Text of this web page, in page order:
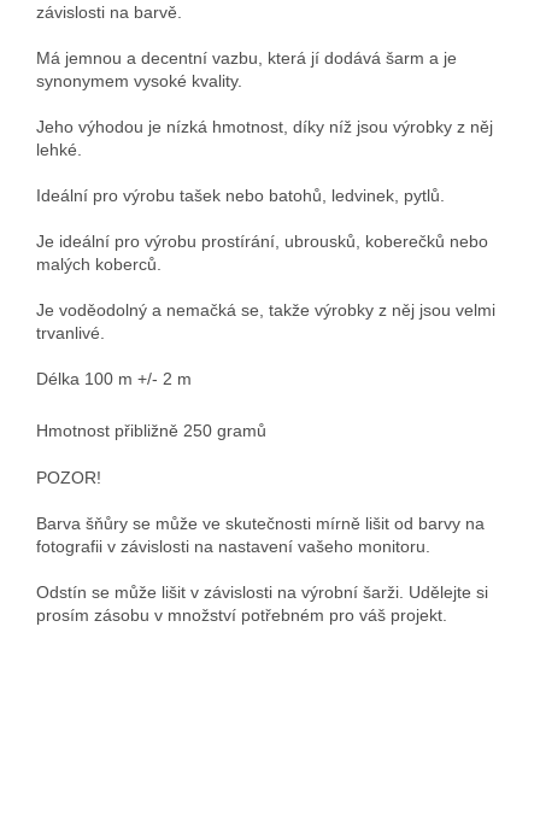
závislosti na barvě.
Má jemnou a decentní vazbu, která jí dodává šarm a je
synonymem vysoké kvality.
Jeho výhodou je nízká hmotnost, díky níž jsou výrobky z něj
lehké.
Ideální pro výrobu tašek nebo batohů, ledvinek, pytlů.
Je ideální pro výrobu prostírání, ubrousků, koberečků nebo
malých koberců.
Je voděodolný a nemačká se, takže výrobky z něj jsou velmi
trvanlivé.
Délka 100 m +/- 2 m
Hmotnost přibližně 250 gramů
POZOR!
Barva šňůry se může ve skutečnosti mírně lišit od barvy na
fotografii v závislosti na nastavení vašeho monitoru.
Odstín se může lišit v závislosti na výrobní šarži. Udělejte si
prosím zásobu v množství potřebném pro váš projekt.